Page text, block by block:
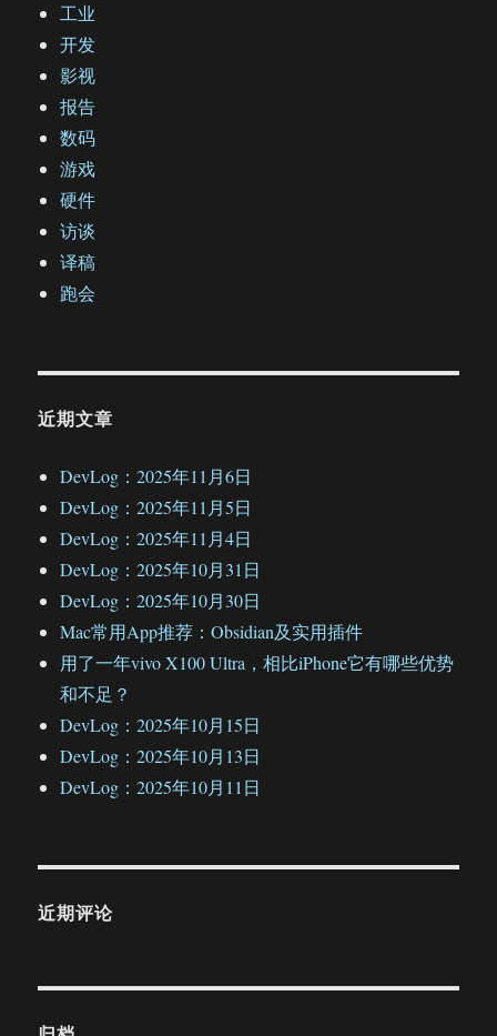
工业
开发
影视
报告
数码
游戏
硬件
访谈
译稿
跑会
近期文章
DevLog：2025年11月6日
DevLog：2025年11月5日
DevLog：2025年11月4日
DevLog：2025年10月31日
DevLog：2025年10月30日
Mac常用App推荐：Obsidian及实用插件
用了一年vivo X100 Ultra，相比iPhone它有哪些优势
和不足？
DevLog：2025年10月15日
DevLog：2025年10月13日
DevLog：2025年10月11日
近期评论